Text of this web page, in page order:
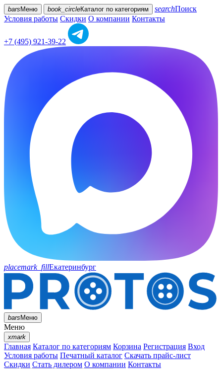
bars Меню book_circleКаталог по категориям searchПоиск
Условия работы Скидки О компании Контакты
+7 (495) 921-39-22
placemark_fillЕкатеринбург
barsМеню
Меню
xmark
Главная Каталог по категориям Корзина Регистрация Вход
Условия работы Печатный каталог Скачать прайс-лист
Скидки Стать дилером О компании Контакты